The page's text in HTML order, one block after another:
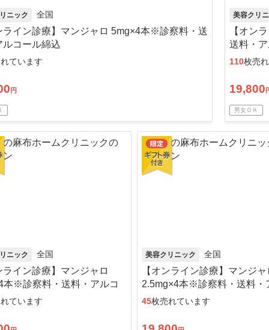
ニック 全国
ライン診療】マンジャロ 5mg×4本※診察料・送
ルコール綿込
ています
円
美容クリ
【オン
送料・
110枚売
19,800
男女ＯＫ
ニック 全国
ライン診療】マンジャロ
本※診察料・送料・アルコ
／リピート可
ています
美容クリニック 全国
【オンライン診療】マンジャ
2.5mg×4本※診察料・送料・
ール綿込／リピート可
45枚売れています